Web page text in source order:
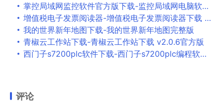
掌控局域网监控软件官方版下载-监控局域网电脑软件v1.644 免费版
增值税电子发票阅读器-增值税电子发票阅读器下载 v3.0.20.0830官方版
我的世界新年地图下载-我的世界新年地图完整版
青椒云工作站下载-青椒云工作站下载 v2.0.6官方版
西门子s7200plc软件下载-西门子s7200plc编程软件v4.0.8.06 官方版
评论